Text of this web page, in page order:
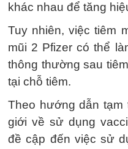
khác nhau để tăng
Tuy nhiên, việc tiêm
mũi 2 Pfizer có thể
thông thường sau
tại chỗ tiêm.
Theo hướng dẫn
giới về sử dụng
đề cập đến việc sử